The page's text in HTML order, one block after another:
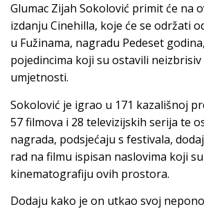
Glumac Zijah Sokolović primit će na
izdanju Cinehilla, koje će se održati
u Fužinama, nagradu Pedeset
pojedincima koji su ostavili
umjetnosti.
Sokolović je igrao u 171 kazališnoj
57 filmova i 28 televizijskih serija te
nagrada, podsjećaju s festivala,
rad na filmu ispisan naslovima koji
kinematografiju ovih prostora.
Dodaju kako je on utkao svoj